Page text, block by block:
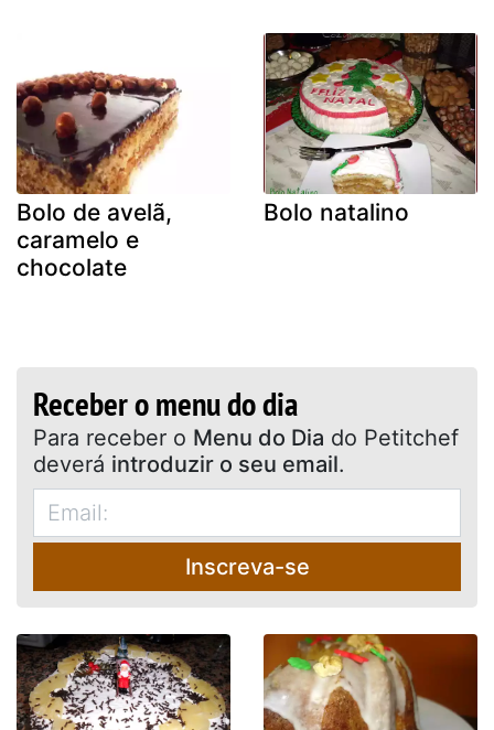
Bolo de avelã,
caramelo e
chocolate
Bolo natalino
Receber o menu do dia
Para receber o Menu do Dia do Petitchef
deverá introduzir o seu email.
Inscreva-se